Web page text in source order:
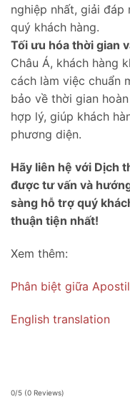
nghiệp nhất, giải đáp
quý khách hàng.
Tối ưu hóa thời gian
Châu Á, khách hàng
cách làm việc chuẩn
bảo về thời gian
hợp lý, giúp khách
phương diện.
Hãy liên hệ với Dịch
được tư vấn và
sàng hỗ trợ quý
thuận tiện nhất!
Xem thêm:
Phân biệt giữa
English translation
0/5 (0 Reviews)